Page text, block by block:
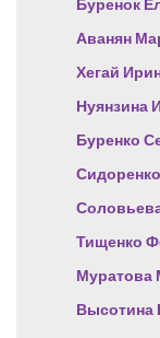
Аванян
Хегай
Нуянзина
Буренко
Тищенко
Муратова
Высотина